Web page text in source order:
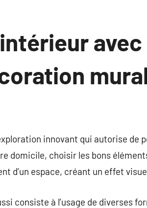
innovant qui autorise de
domicile, choisir les bons
d’un espace, créant un effet
consiste à l’usage de diverses